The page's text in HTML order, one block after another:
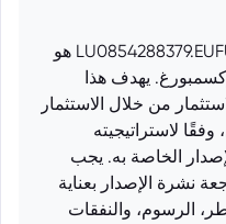
الصندوق الذي يحمل الرمز LU0854288379.EUFUND هو
يهدف هذا
من خلال الاستثمار
لاستراتيجيته
الخاصة به. يجب
نشرة الإصدار بعناية
الرسوم، والنفقات